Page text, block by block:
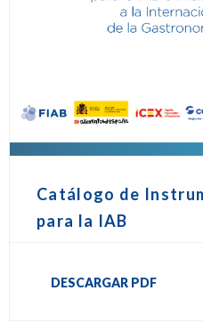
Catálogo de
para la IAB
DESCARGAR PDF